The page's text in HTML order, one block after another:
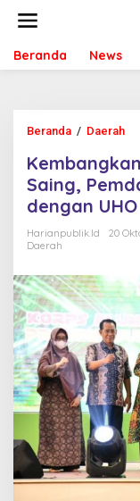
t
Beranda News
Beranda / Daerah
m
b
a
n
g
D
M
U
n
g
g
u
d
a
n
B
Saing,
dengan UHO
Harianpublik.id
20
Daerah